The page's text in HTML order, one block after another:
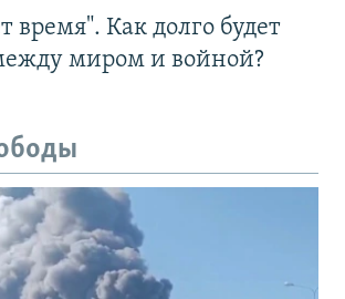
время". Как долго будет
миром и войной?